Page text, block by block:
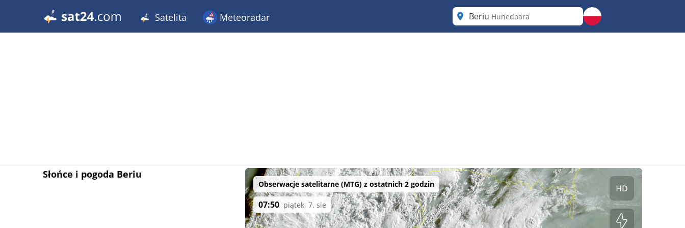
Satelita Meteoradar Beriu Hunedoara
Słońce i pogoda Beriu
Obserwacje satelitarne (MTG) z ostatnich 2 godzin
07:50 piątek, 7. sie